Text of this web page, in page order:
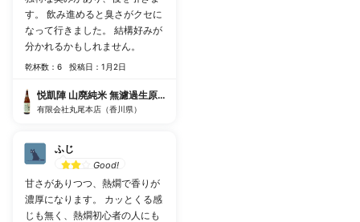
す。 飲み進めると臭さがクセに
なって行きました。 結構好みが
分かれるかもしれません。
乾杯数：6 投稿日：1月2日
悦凱陣 山廃純米 無濾過生原酒 讃州雄町
有限会社丸尾本店（香川県）
ふじ
Good!
甘さがありつつ、熱燗で香りが
濃厚になります。 カッとくる感
じも無く、熱燗初心者の人にも